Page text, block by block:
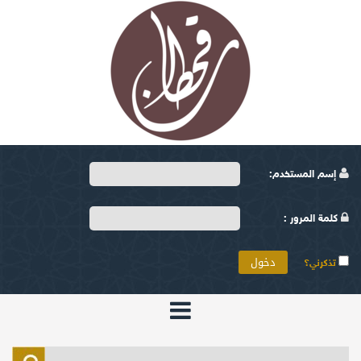
إسم المستخدم:
كلمة المرور :
تذكرني؟